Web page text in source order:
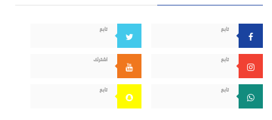
تابع تابع
تابع اشترك
تابع تابع